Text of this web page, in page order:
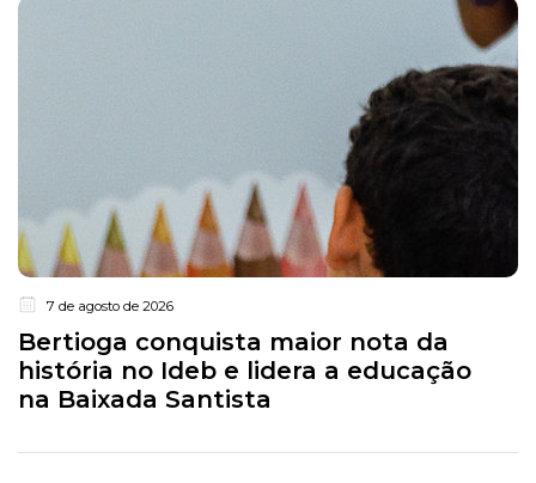
7 de agosto de 2026
Bertioga conquista maior nota da
história no Ideb e lidera a educação
na Baixada Santista